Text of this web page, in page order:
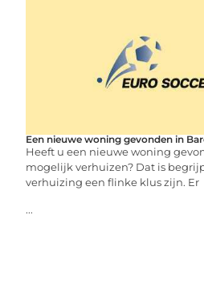
Een nieuwe woning gevonden in
Heeft u een nieuwe woning
mogelijk verhuizen? Dat is
verhuizing een flinke klus zijn. Er
...